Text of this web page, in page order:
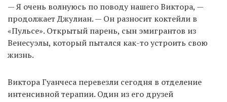
— Я очень волнуюсь по поводу нашего Виктора, —
продолжает Джулиан. — Он разносит коктейли в
«Пульсе». Открытый парень, сын эмигрантов из
Венесуэлы, который пытался как-то устроить свою
жизнь.
Виктора Гуанчеса перевезли сегодня в отделение
интенсивной терапии. Один из его друзей